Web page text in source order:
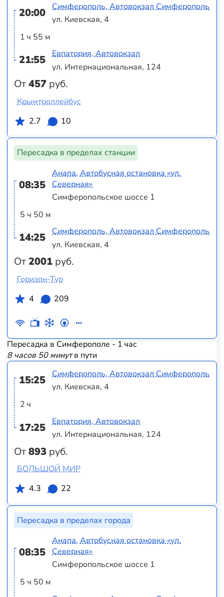
20:00
1 ч 55 м
21:55
От457 руб.
Симферополь, Автовокзал Симферополь
ул. Киевская, 4
Евпатория, Автовокзал
ул. Интернациональная, 124
Крымтроллейбус
2.7
10
Пересадка в пределах станции
08:35
5 ч 50 м
14:25
От2001 руб.
Анапа, Автобусная остановка «ул.
Северная»
Симферопольское шоссе 1
Симферополь, Автовокзал Симферополь
ул. Киевская, 4
Горизон-Тур
4
209
Пересадка в Симферополе - 1 час
8 часов 50 минутв пути
15:25
2 ч
17:25
От893 руб.
Симферополь, Автовокзал Симферополь
ул. Киевская, 4
Евпатория, Автовокзал
ул. Интернациональная, 124
БОЛЬШОЙ МИР
4.3
22
Пересадка в пределах города
08:35
5 ч 50 м
Анапа, Автобусная остановка «ул.
Северная»
Симферопольское шоссе 1